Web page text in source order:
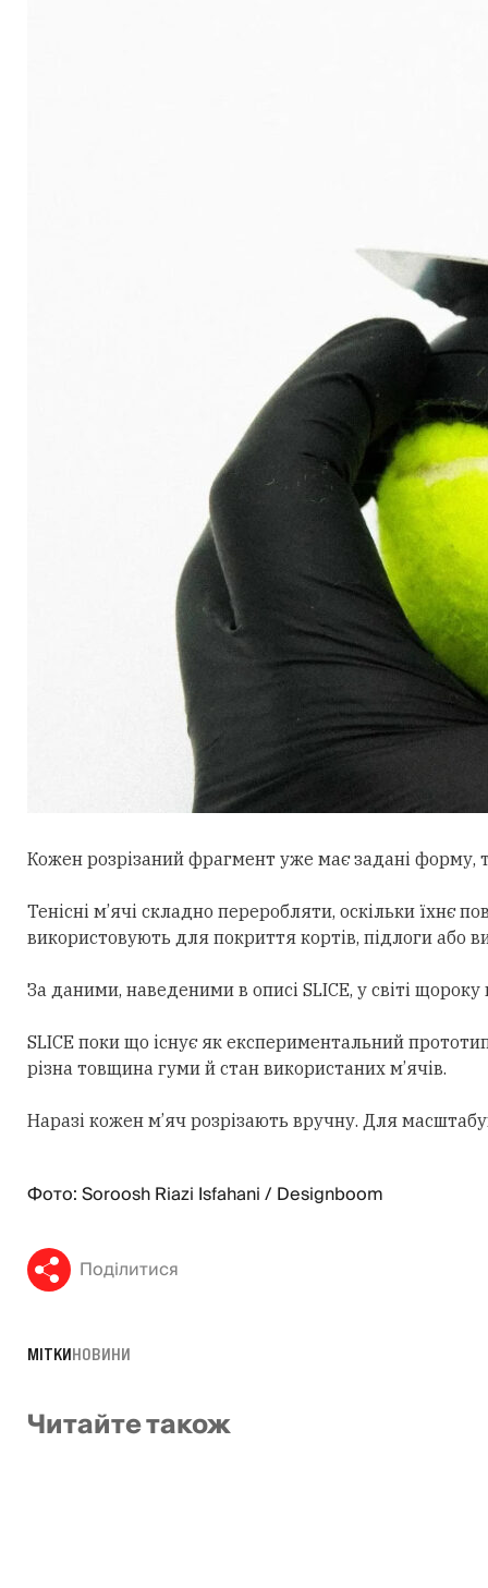
Кожен розрізаний фрагмент уже має задані форму,
Тенісні м’ячі складно переробляти, оскільки їхнє
використовують для покриття кортів, підлоги або
За даними, наведеними в описі SLICE, у світі
SLICE поки що існує як експериментальний
різна товщина гуми й стан використаних м’ячів.
Наразі кожен м’яч розрізають вручну. Для
Фото: Soroosh Riazi Isfahani / Designboom
Поділитися
МІТКИНОВИНИ
Читайте також